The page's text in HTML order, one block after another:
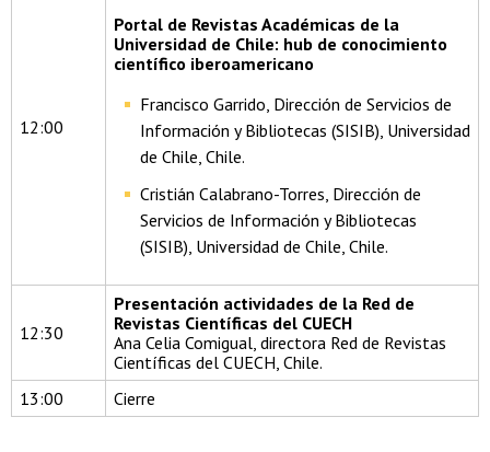
12:00
Portal de Revistas Académicas de la
Universidad de Chile: hub de conocimiento
científico iberoamericano
Francisco Garrido, Dirección de Servicios de
Información y Bibliotecas (SISIB), Universidad
de Chile, Chile.
Cristián Calabrano-Torres, Dirección de
Servicios de Información y Bibliotecas
(SISIB), Universidad de Chile, Chile.
12:30
Presentación actividades de la Red de
Revistas Científicas del CUECH
Ana Celia Comigual, directora Red de Revistas
Científicas del CUECH, Chile.
13:00
Cierre